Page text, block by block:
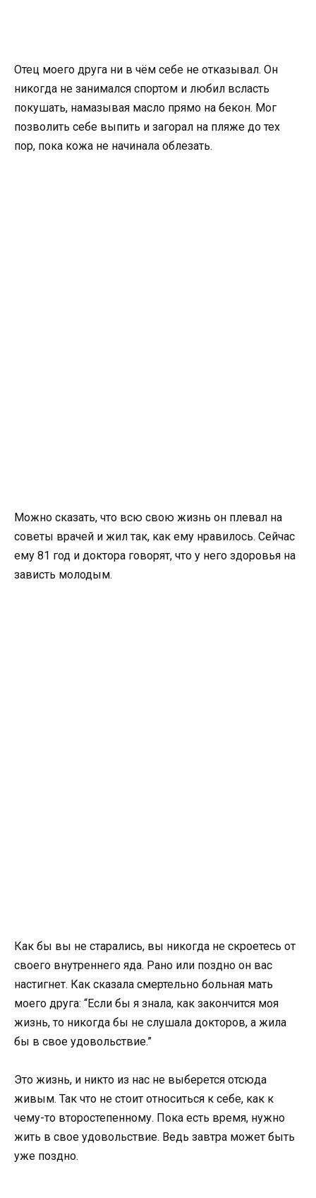
Отец моего друга ни в чём себе не отказывал. Он
никогда не занимался спортом и любил всласть
покушать, намазывая масло прямо на бекон. Мог
позволить себе выпить и загорал на пляже до тех
пор, пока кожа не начинала облезать.
Можно сказать, что всю свою жизнь он плевал на
советы врачей и жил так, как ему нравилось. Сейчас
ему 81 год и доктора говорят, что у него здоровья на
зависть молодым.
Как бы вы не старались, вы никогда не скроетесь от
своего внутреннего яда. Рано или поздно он вас
настигнет. Как сказала смертельно больная мать
моего друга: “Если бы я знала, как закончится моя
жизнь, то никогда бы не слушала докторов, а жила
бы в свое удовольствие.”
Это жизнь, и никто из нас не выберется отсюда
живым. Так что не стоит относиться к себе, как к
чему-то второстепенному. Пока есть время, нужно
жить в свое удовольствие. Ведь завтра может быть
уже поздно.